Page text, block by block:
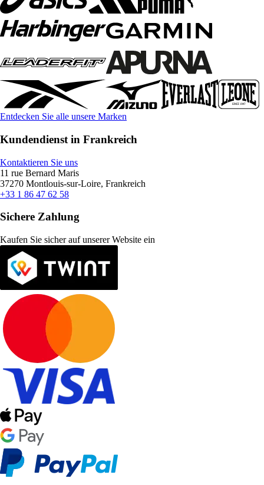
Entdecken Sie alle unsere Marken
Kundendienst in Frankreich
Kontaktieren Sie uns
11 rue Bernard Maris
37270 Montlouis-sur-Loire, Frankreich
+33 1 86 47 62 58
Sichere Zahlung
Kaufen Sie sicher auf unserer Website ein